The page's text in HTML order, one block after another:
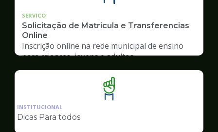
SERVICO
Solicitação de Matricula e Transferencias
Online
Inscrição online na rede municipal de ensino
para crianças, jovens e adultos
Ilustração
da
INSTITUCIONAL
Dicas Para todos